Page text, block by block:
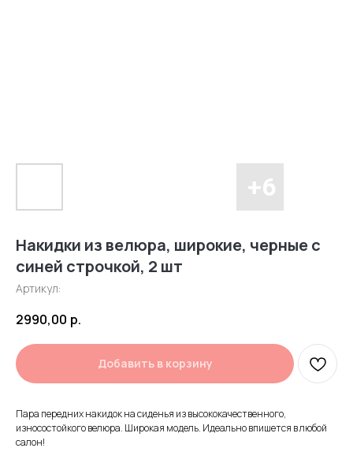
Накидки из велюра, широкие, черные с
синей строчкой, 2 шт
Артикул:
2990,00 р.
Добавить в корзину
Пара передних накидок на сиденья из высококачественного,
износостойкого велюра. Широкая модель. Идеально впишется в любой
салон!